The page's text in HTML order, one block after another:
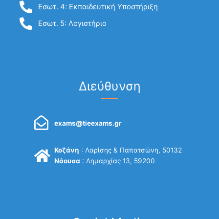
Εσωτ. 4: Εκπαιδευτική Υποστήριξη
Εσωτ. 5: Λογιστήριο
Διεύθυνση
exams@tieexams.gr
Κοζάνη : Λαρίσης & Παπατσώνη, 50132
Νάουσα : Δημαρχίας 13, 59200